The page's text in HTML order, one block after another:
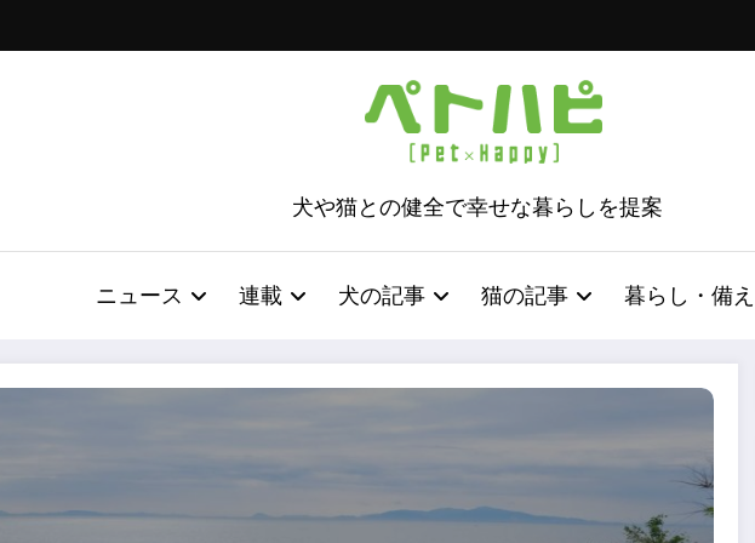
犬や猫との健全で幸せな暮らしを提案
ニュース 連載 犬の記事 猫の記事 暮らし・備え